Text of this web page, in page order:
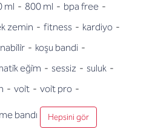
ml - 800 ml - bpa free -
zemin - fitness - kardiyo -
- koşu bandi -
eği̇m - sessiz - suluk -
- voi̇t - voi̇t pro -
bandı Hepsini gör